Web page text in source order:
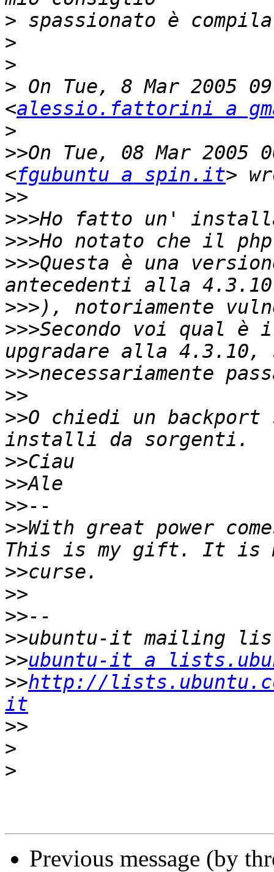
>
>
>
> On Tue, 8 Mar 2005
<alessio.fattorini a
>
>>On Tue, 08 Mar 2005
<fgubuntu a spin.it
>>
>>>
>>>
>>>Questa è una
>>>
>>>Secondo voi qual è
>>>
>>
>>O chiedi un backport
>>
>>
>>
>>With great power
>>
>>
>>
>>
>>ubuntu-it a
>>http://
it
>>
>
>
Previous message (by